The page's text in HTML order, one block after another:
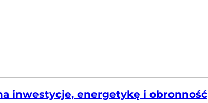
inwestycje, energetykę i obronność